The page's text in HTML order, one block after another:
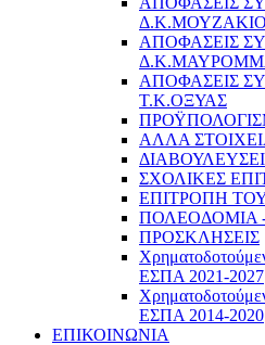
ΑΠΟΦΑΣΕΙΣ
ΑΠΟΦΑΣΕΙΣ
Τ.Κ.ΟΞΥΑΣ
ΑΛΛΑ
ΣΧΟΛΙΚΕΣ
ΕΠΙΤΡΟΠΗ
ΠΟΛΕΟΔΟΜΙΑ
ΠΡΟΣΚΛΗΣΕΙΣ
ΕΣΠΑ 2021-2027
ΕΣΠΑ 2014-2020
ΕΠΙΚΟΙΝΩΝΙΑ